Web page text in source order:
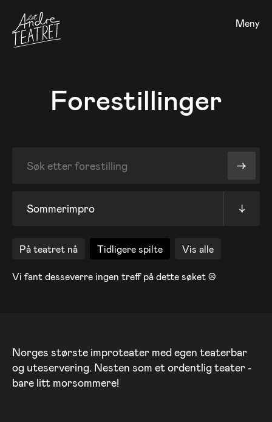
Meny
Forestillinger
->
Sommerimpro ↓
På teatret nå Tidligere spilte Vis alle
Vi fant desseverre ingen treff på dette søket :(
Norges største improteater med egen teaterbar
og uteservering. Nesten som et ordentlig teater -
bare litt morsommere!